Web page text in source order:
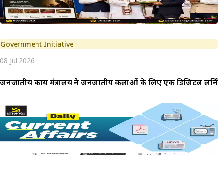
Government Initiative
08 Jul 2026
जनजातीय कार्य मंत्रालय ने जनजातीय कलाओं के लिए एक डिजिटल